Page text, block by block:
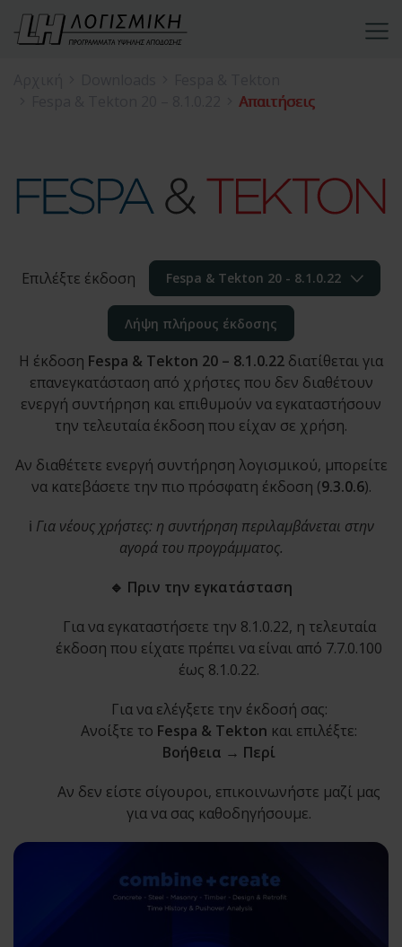
Απαιτήσεις
Επιλέξτε έκδοση Fespa & Tekton 20 - 8.1.0.22
Λήψη πλήρους έκδοσης
Η έκδοση Fespa & Tekton 20 – 8.1.0.22 διατίθεται για
επανεγκατάσταση από χρήστες που δεν διαθέτουν
ενεργή συντήρηση και επιθυμούν να εγκαταστήσουν
την τελευταία έκδοση που είχαν σε χρήση.
Αν διαθέτετε ενεργή συντήρηση λογισμικού, μπορείτε
να κατεβάσετε την πιο πρόσφατη έκδοση (9.3.0.6).
ℹ️ Για νέους χρήστες: η συντήρηση περιλαμβάνεται στην
αγορά του προγράμματος.
🔹 Πριν την εγκατάσταση
Για να εγκαταστήσετε την 8.1.0.22, η τελευταία
έκδοση που είχατε πρέπει να είναι από 7.7.0.100
έως 8.1.0.22.
Για να ελέγξετε την έκδοσή σας:
Ανοίξτε το Fespa & Tekton και επιλέξτε:
Βοήθεια → Περί
Αν δεν είστε σίγουροι, επικοινωνήστε μαζί μας
για να σας καθοδηγήσουμε.